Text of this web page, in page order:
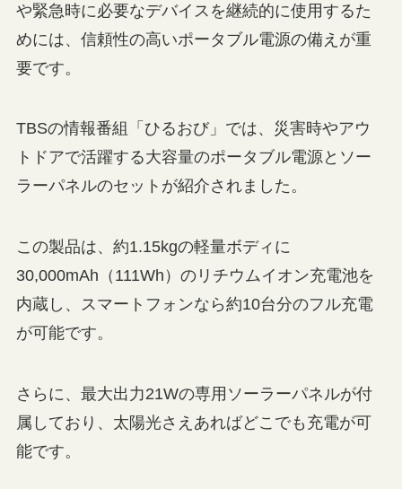
や緊急時に必要なデバイスを継続的に使用するた
めには、信頼性の高いポータブル電源の備えが重
要です。
TBSの情報番組「ひるおび」では、災害時やアウ
トドアで活躍する大容量のポータブル電源とソー
ラーパネルのセットが紹介されました。
この製品は、約1.15kgの軽量ボディに
30,000mAh（111Wh）のリチウムイオン充電池を
内蔵し、スマートフォンなら約10台分のフル充電
が可能です。
さらに、最大出力21Wの専用ソーラーパネルが付
属しており、太陽光さえあればどこでも充電が可
能です。